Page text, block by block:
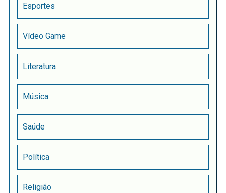
Esportes
Vídeo Game
Literatura
Música
Saúde
Política
Religião